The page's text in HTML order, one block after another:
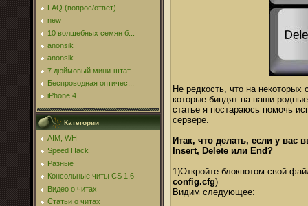
FAQ (вопрос/ответ)
new
10 волшебных семян б...
anonsik
anonsik
7 дюймовый мини-штат...
Беспроводная оптичес...
iPhone 4
Категории
AIM, WH
Speed Hack
Разные
Консольные читы CS 1.6
Видео о читах
Статьи о читах
Не редкость, что на
которые биндят на наши
статье я постараюсь помочь
сервере.
Итак, что делать, если у вас
Insert, Delete или End?
1)Откройте блокнотом свой
config.cfg)
Видим следующее: